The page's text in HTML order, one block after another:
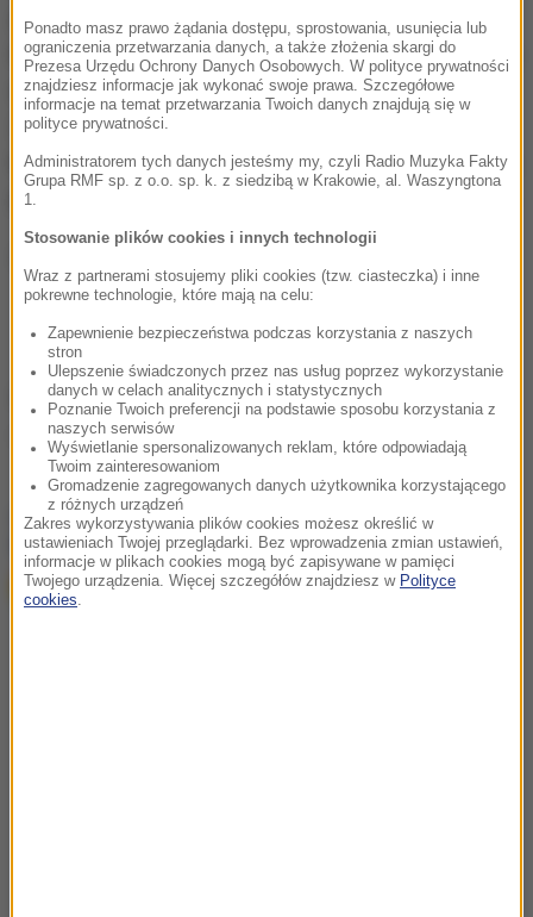
Amsterdamie - wspierane przez Centralny Bank
Francji i innych prywatnych sponsorów - postanowiły
więc połączyć siły i nabyć wspólnie oba obrazy.
Zebrały już prawie niezbędną kwotę. Ministrowie
kultury Francji i Holandii zapowiadają, że płótna będą
prezentowane na przemian w Paryżu i Amsterdamie.
Źródło: RMF FM
Tagi: Rembrandt
chcesz widzieć więcej artykułów od RMF24?dodaj w
Google
Ponadto masz prawo żądania dostępu, sprostowania, usunięcia lub
ograniczenia przetwarzania danych, a także złożenia skargi do
Prezesa Urzędu Ochrony Danych Osobowych. W polityce prywatności
znajdziesz informacje jak wykonać swoje prawa. Szczegółowe
informacje na temat przetwarzania Twoich danych znajdują się w
polityce prywatności.
Administratorem tych danych jesteśmy my, czyli Radio Muzyka Fakty
Grupa RMF sp. z o.o. sp. k. z siedzibą w Krakowie, al. Waszyngtona
1.
Stosowanie plików cookies i innych technologii
Wraz z partnerami stosujemy pliki cookies (tzw. ciasteczka) i inne
pokrewne technologie, które mają na celu:
Zapewnienie bezpieczeństwa podczas korzystania z naszych
stron
Ulepszenie świadczonych przez nas usług poprzez wykorzystanie
danych w celach analitycznych i statystycznych
Poznanie Twoich preferencji na podstawie sposobu korzystania z
naszych serwisów
Wyświetlanie spersonalizowanych reklam, które odpowiadają
Twoim zainteresowaniom
Gromadzenie zagregowanych danych użytkownika korzystającego
z różnych urządzeń
Zakres wykorzystywania plików cookies możesz określić w
ustawieniach Twojej przeglądarki. Bez wprowadzenia zmian ustawień,
informacje w plikach cookies mogą być zapisywane w pamięci
Twojego urządzenia. Więcej szczegółów znajdziesz w Polityce
cookies